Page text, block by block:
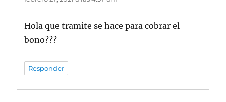
Hola que tramite se hace para cobrar el
bono???
Responder